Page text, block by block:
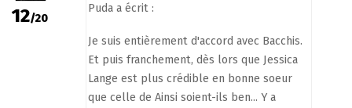
12/20
Puda a écrit :
Je suis entièrement d'accord avec Bacchis.
Et puis franchement, dès lors que Jessica
Lange est plus crédible en bonne soeur
que celle de Ainsi soient-ils ben... Y a